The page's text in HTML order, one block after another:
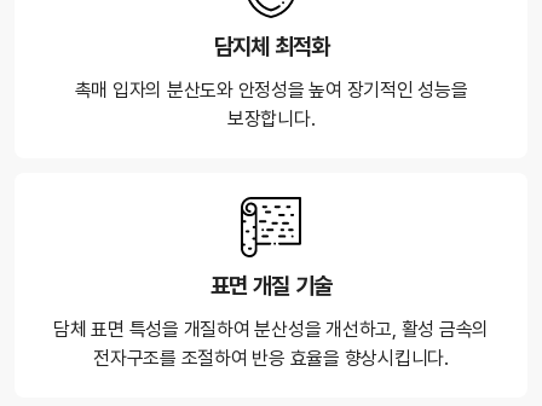
담지체 최적화
촉매 입자의 분산도와 안정성을 높여 장기적인 성능을
보장합니다.
표면 개질 기술
담체 표면 특성을 개질하여 분산성을 개선하고, 활성 금속의
전자구조를 조절하여 반응 효율을 향상시킵니다.